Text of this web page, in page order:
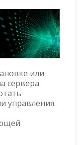
или
сервера
управления.